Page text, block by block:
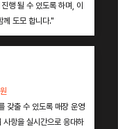
행 될 수 있도록 하며, 이
께 도모 합니다."
갖출 수 있도록 매장 운영
사항을 실시간으로 응대하